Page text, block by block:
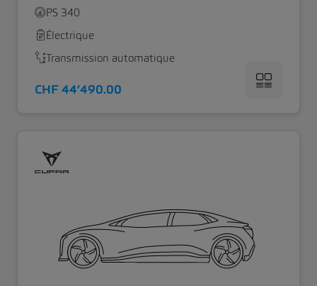
PS 340
Électrique
Transmission automatique
CHF 44’490.00